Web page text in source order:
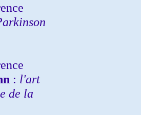
: l'art
de la